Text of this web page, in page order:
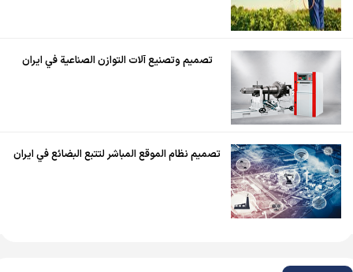
تصميم وتصنيع آلات التوازن الصناعية في ايران
تصميم نظام الموقع المباشر لتتبع البضائع في ايران